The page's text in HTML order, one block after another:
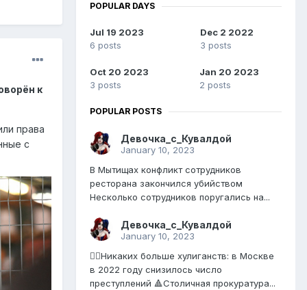
к
права
с
POPULAR DAYS
Jul 19 2023
6 posts
Dec 2 2022
3 posts
Oct 20 2023
3 posts
Jan 20 2023
2 posts
POPULAR POSTS
Девочка_с_Кувалдой
January 10, 2023
В Мытищах конфликт сотрудников
ресторана закончился убийством
Несколько сотрудников поругались на...
Девочка_с_Кувалдой
January 10, 2023
👮‍♂️Никаких больше хулиганств: в Москве
в 2022 году снизилось число
преступлений 🔺Столичная прокуратура...